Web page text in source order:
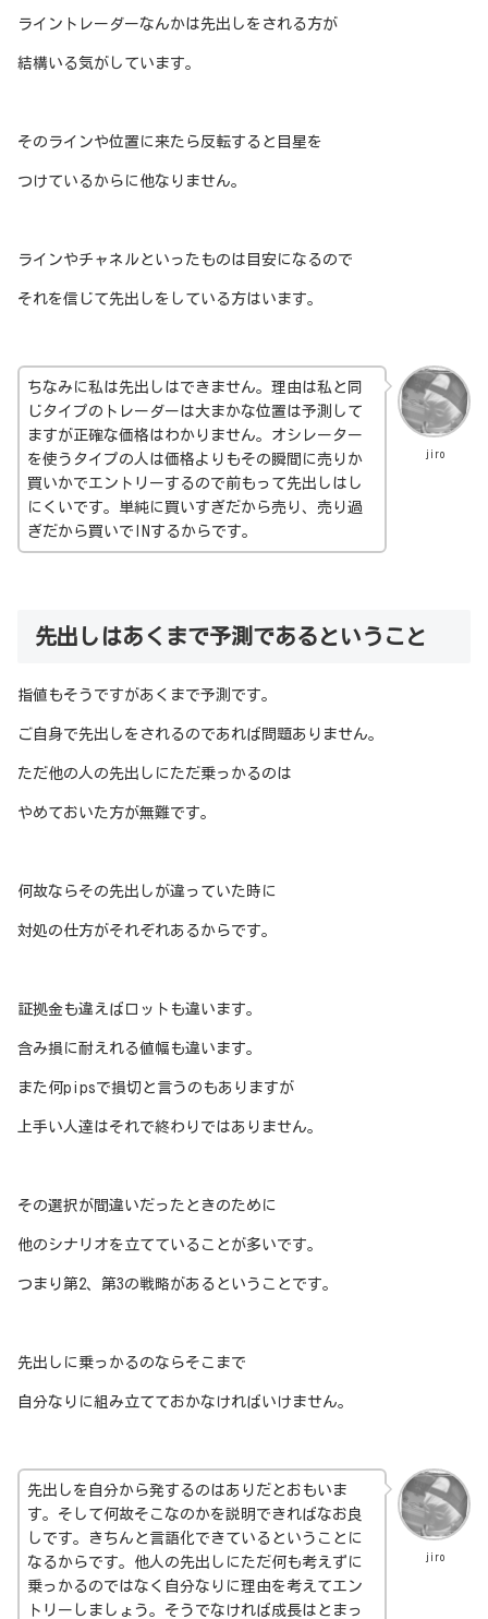
ライントレーダーなんかは先出しをされる方が
結構いる気がしています。
そのラインや位置に来たら反転すると目星を
つけているからに他なりません。
ラインやチャネルといったものは目安になるので
それを信じて先出しをしている方はいます。
jiro
ちなみに私は先出しはできません。理由は私と同
じタイプのトレーダーは大まかな位置は予測して
ますが正確な価格はわかりません。オシレーター
を使うタイプの人は価格よりもその瞬間に売りか
買いかでエントリーするので前もって先出しはし
にくいです。単純に買いすぎだから売り、売り過
ぎだから買いでINするからです。
先出しはあくまで予測であるということ
指値もそうですがあくまで予測です。
ご自身で先出しをされるのであれば問題ありません。
ただ他の人の先出しにただ乗っかるのは
やめておいた方が無難です。
何故ならその先出しが違っていた時に
対処の仕方がそれぞれあるからです。
証拠金も違えばロットも違います。
含み損に耐えれる値幅も違います。
また何pipsで損切と言うのもありますが
上手い人達はそれで終わりではありません。
その選択が間違いだったときのために
他のシナリオを立てていることが多いです。
つまり第2、第3の戦略があるということです。
先出しに乗っかるのならそこまで
自分なりに組み立てておかなければいけません。
jiro
先出しを自分から発するのはありだとおもいま
す。そして何故そこなのかを説明できればなお良
しです。きちんと言語化できているということに
なるからです。他人の先出しにただ何も考えずに
乗っかるのではなく自分なりに理由を考えてエン
トリーしましょう。そうでなければ成長はとまっ